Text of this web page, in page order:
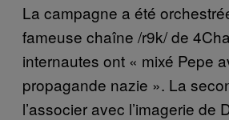
La campagne a été
fameuse chaîne /r9k/ de
internautes ont « mixé Pepe
propagande nazie ». La
l’associer avec l’imagerie de